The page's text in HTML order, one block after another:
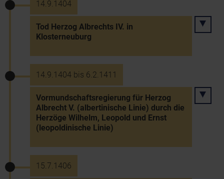
14.9.1404
Tod Herzog Albrechts IV. in
Klosterneuburg
14.9.1404 bis 6.2.1411
Vormundschaftsregierung für Herzog
Albrecht V. (albertinische Linie) durch die
Herzöge Wilhelm, Leopold und Ernst
(leopoldinische Linie)
15.7.1406